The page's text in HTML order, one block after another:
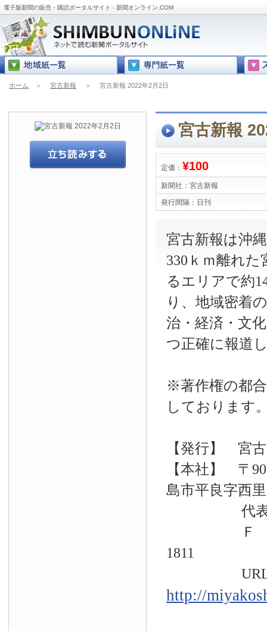
電子版新聞の販売・購読ポータルサイト - 新聞オンライン.COM
ホーム ＞ 宮古新報 ＞ 宮古新報 2022年2月2日
宮古新報
定価： ¥100
新聞社： 宮古新報
発行間隔： 日刊
宮古新報は沖
330ｋｍ離れ
るエリアで約
り、地域密着
治・経済・文
つ正確に報道
※著作権の都
しております
【発行】 宮
【本社】 〒
島市平良字西
代表電話
Ｆ Ａ
1811
URL
http://